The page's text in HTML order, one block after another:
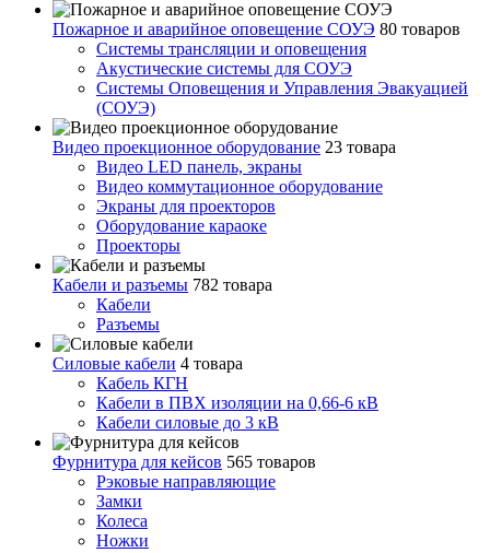
Пожарное и аварийное оповещение СОУЭ 80 товаров
Cистемы трансляции и оповещения
Акустические системы для СОУЭ
Системы Оповещения и Управления Эвакуацией
(СОУЭ)
Видео проекционное оборудование 23 товара
Видео LED панель, экраны
Видео коммутационное оборудование
Экраны для проекторов
Оборудование караоке
Проекторы
Кабели и разъемы 782 товара
Кабели
Разъемы
Силовые кабели 4 товара
Кабель КГН
Кабели в ПВХ изоляции на 0,66-6 кВ
Кабели силовые до 3 кВ
Фурнитура для кейсов 565 товаров
Рэковые направляющие
Замки
Колеса
Ножки